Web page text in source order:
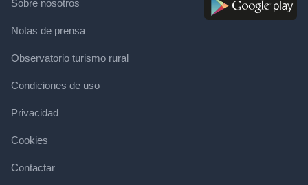
Sobre nosotros
Notas de prensa
Observatorio turismo rural
Condiciones de uso
Privacidad
Cookies
Contactar